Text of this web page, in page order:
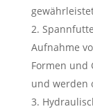
Aufnahme
Formen und
und werden